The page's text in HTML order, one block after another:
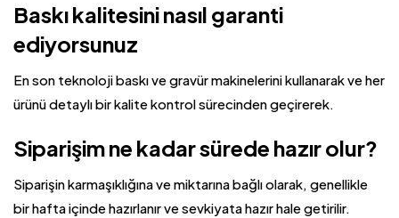
Baskı kalitesini nasıl garanti
ediyorsunuz
En son teknoloji baskı ve gravür makinelerini kullanarak ve her
ürünü detaylı bir kalite kontrol sürecinden geçirerek.
Siparişim ne kadar sürede hazır olur?
Siparişin karmaşıklığına ve miktarına bağlı olarak, genellikle
bir hafta içinde hazırlanır ve sevkiyata hazır hale getirilir.